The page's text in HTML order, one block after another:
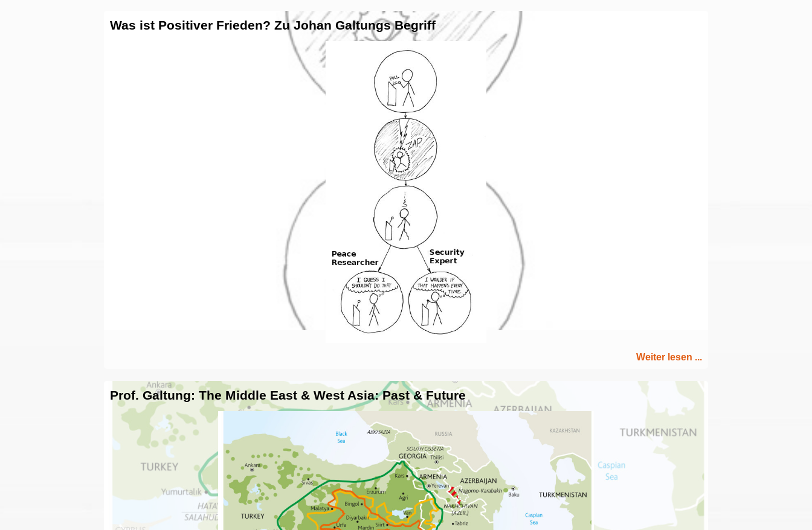
Was ist Positiver Frieden? Zu Johan Galtungs Begriff
Weiter lesen ...
Prof. Galtung: The Middle East & West Asia: Past & Future